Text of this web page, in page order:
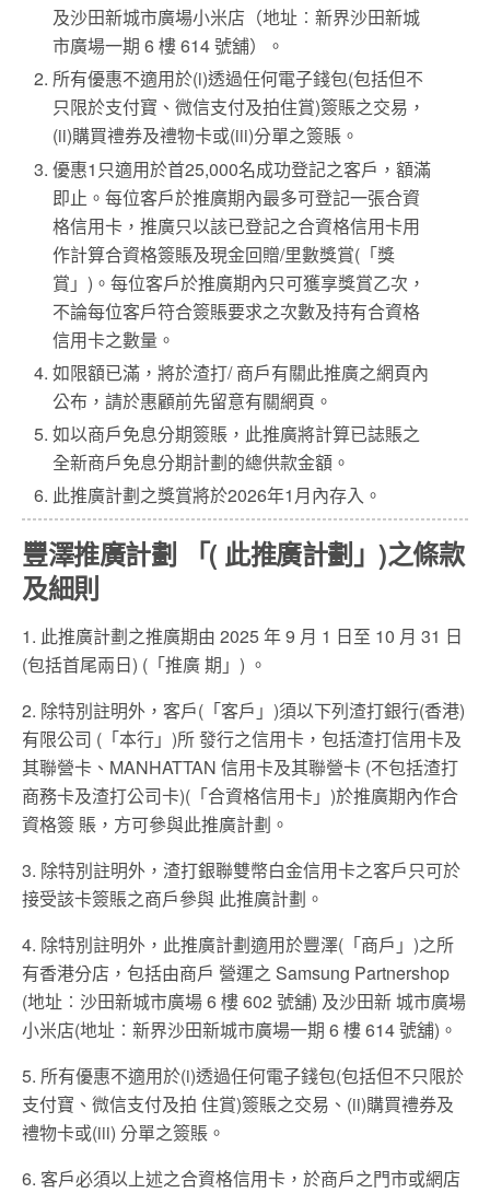
及沙田新城市廣場小米店（地址︰新界沙田新城
市廣場一期 6 樓 614 號舖）。
所有優惠不適用於(i)透過任何電子錢包(包括但不
只限於支付寶、微信支付及拍住賞)簽賬之交易，
(ii)購買禮券及禮物卡或(iii)分單之簽賬。
優惠1只適用於首25,000名成功登記之客戶，額滿
即止。每位客戶於推廣期內最多可登記一張合資
格信用卡，推廣只以該已登記之合資格信用卡用
作計算合資格簽賬及現金回贈/里數獎賞(「獎
賞」)。每位客戶於推廣期內只可獲享獎賞乙次，
不論每位客戶符合簽賬要求之次數及持有合資格
信用卡之數量。
如限額已滿，將於渣打/ 商戶有關此推廣之網頁內
公布，請於惠顧前先留意有關網頁。
如以商戶免息分期簽賬，此推廣將計算已誌賬之
全新商戶免息分期計劃的總供款金額。
此推廣計劃之獎賞將於2026年1月內存入。
豐澤推廣計劃 「( 此推廣計劃」)之條款
及細則
1. 此推廣計劃之推廣期由 2025 年 9 月 1 日至 10 月 31 日
(包括首尾兩日) (「推廣 期」) 。
2. 除特別註明外，客戶(「客戶」)須以下列渣打銀行(香港)
有限公司 (「本行」)所 發行之信用卡，包括渣打信用卡及
其聯營卡、MANHATTAN 信用卡及其聯營卡 (不包括渣打
商務卡及渣打公司卡)(「合資格信用卡」)於推廣期內作合
資格簽 賬，方可參與此推廣計劃。
3. 除特別註明外，渣打銀聯雙幣白金信用卡之客戶只可於
接受該卡簽賬之商戶參與 此推廣計劃。
4. 除特別註明外，此推廣計劃適用於豐澤(「商戶」)之所
有香港分店，包括由商戶 營運之 Samsung Partnershop
(地址︰沙田新城市廣場 6 樓 602 號舖) 及沙田新 城市廣場
小米店(地址︰新界沙田新城市廣場一期 6 樓 614 號舖)。
5. 所有優惠不適用於(i)透過任何電子錢包(包括但不只限於
支付寶、微信支付及拍 住賞)簽賬之交易、(ii)購買禮券及
禮物卡或(iii) 分單之簽賬。
6. 客戶必須以上述之合資格信用卡，於商戶之門市或網店